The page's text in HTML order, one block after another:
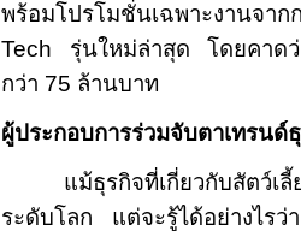
พร้อมโปรโมชั่นเฉพาะงานจาก
Tech รุ่นใหม่ล่าสุด โดยคาดว่
กว่า 75 ล้านบาท
ผู้ประกอบการร่วมจับตาเทรนด์
แม้ธุรกิจที่เกี่ยวกับสัตว์เลี้ย
ระดับโลก แต่จะรู้ได้อย่างไรว่